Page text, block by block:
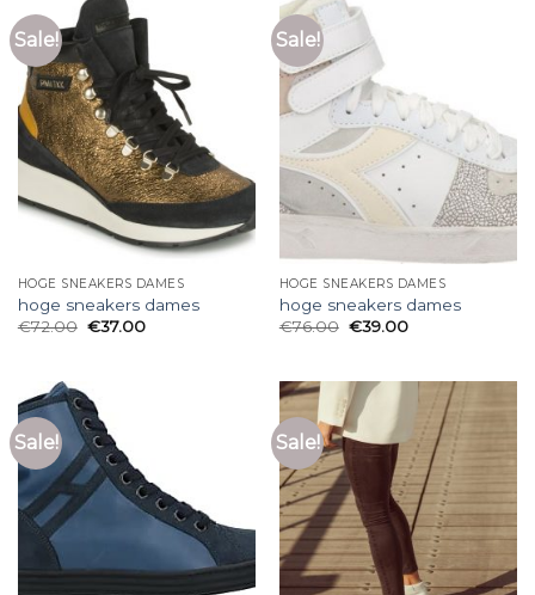
Sale!
HOGE SNEAKERS DAMES
hoge sneakers dames
€72.00 €37.00
Sale!
HOGE SNEAKERS DAMES
hoge sneakers dames
€76.00 €39.00
Sale! Sale!